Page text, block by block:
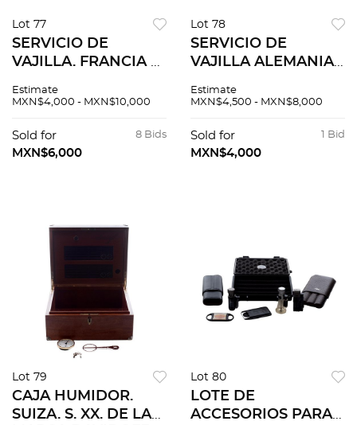
Lot 77
SERVICIO DE
VAJILLA. FRANCIA S.
porcelana. Sellada
Decoración floral en
tonos rosa... Piezas:
Estimate
MXN$4,000 - MXN$10,000
8 Bids
Sold for
MXN$6,000
Lot 78
SERVICIO DE
VAJILLA ALEMANIA
porcelana
Edelstein Bavaria
Decoración floral en
Estimate
MXN$4,500 - MXN$8,000
1 Bid
Sold for
MXN$4,000
Lot 79
CAJA HUMIDOR.
SUIZA. S. XX. DE LA
Lot 80
LOTE DE
ACCESORIOS PARA